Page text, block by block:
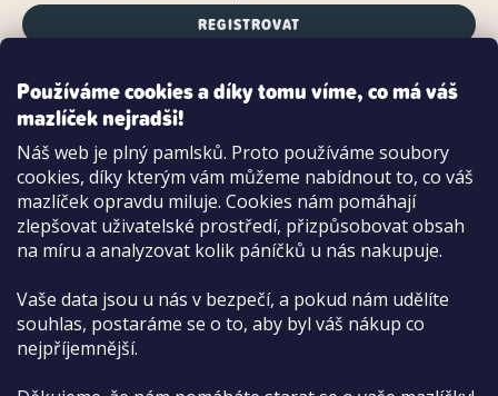
Používáme cookies a díky tomu víme, co má váš
mazlíček nejradši!
Náš web je plný pamlsků. Proto používáme soubory
cookies, díky kterým vám můžeme nabídnout to, co váš
mazlíček opravdu miluje. Cookies nám pomáhají
zlepšovat uživatelské prostředí, přizpůsobovat obsah
na míru a analyzovat kolik páníčků u nás nakupuje.
Vaše data jsou u nás v bezpečí, a pokud nám udělíte
souhlas, postaráme se o to, aby byl váš nákup co
nejpříjemnější.
REGISTROVAT
Možnosti platby:
Dobírkou
Hotově i kartou na pobočce